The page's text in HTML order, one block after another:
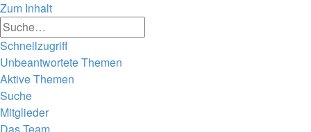
Zum Inhalt
Schnellzugriff
Unbeantwortete Themen
Aktive Themen
Suche
Mitglieder